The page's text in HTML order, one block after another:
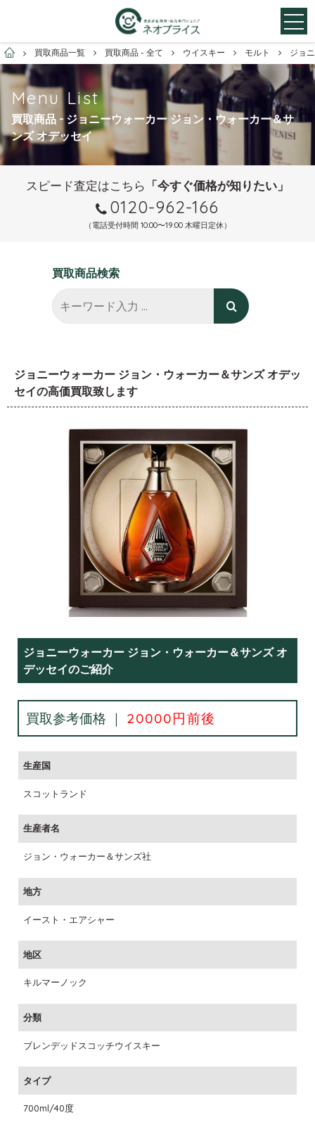
お酒買取専門店ネオプライス
買取商品一覧 買取商品 - 全て ウイスキー モルト ジョ
Menu List
買取商品 - ジョニーウォーカー ジョン・ウォーカー＆サ
ンズ オデッセイ
スピード査定はこちら 「今すぐ価格が知りたい」
0120-962-166
（電話受付時間 10:00〜19:00 木曜日定休）
買取商品検索
ジョニーウォーカー ジョン・ウォーカー＆サンズ オデッ
セイの高価買取致します
ジョニーウォーカー ジョン・ウォーカー＆サンズ オ
デッセイのご紹介
買取参考価格 ｜ 20000円前後
生産国
スコットランド
生産者名
ジョン・ウォーカー＆サンズ社
地方
イースト・エアシャー
地区
キルマーノック
分類
ブレンデッドスコッチウイスキー
タイプ
700ml/40度